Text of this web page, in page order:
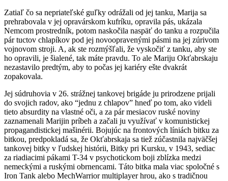
Zatiaľ čo sa nepriateľské guľky odrážali od jej tanku, Marija sa
prehrabovala v jej opravárskom kufríku, opravila pás, ukázala
Nemcom prostredník, potom naskočila naspäť do tanku a rozpučila
pár tuctov chlapíkov pod jej novoopravenými pásmi na jej zúrivom
vojnovom stroji. A, ak ste rozmýšľali, že vyskočiť z tanku, aby ste
ho opravili, je šialené, tak máte pravdu. To ale Mariju Okťabrskaju
nezastavilo predtým, aby to počas jej kariéry ešte dvakrát
zopakovala.
Jej súdruhovia v 26. strážnej tankovej brigáde ju prirodzene prijali
do svojich radov, ako “jednu z chlapov” hneď po tom, ako videli
tieto absurdity na vlastné oči, a za pár mesiacov ruské noviny
zaznamenali Marijin príbeh a začali ju využívať v komunistickej
propagandistickej mašinérii. Bojujúc na frontových líniách bitku za
bitkou, predpokladá sa, že Okťabrskaja sa tiež zúčastnila najväčšej
tankovej bitky v ľudskej histórii, Bitky pri Kursku, v 1943, sediac
za riadiacimi pákami T-34 v psychotickom boji zblízka medzi
nemeckými a ruskými obrnencami. Táto bitka mala viac spoločné s
Iron Tank alebo MechWarrior multiplayer hrou, ako s tradičnou